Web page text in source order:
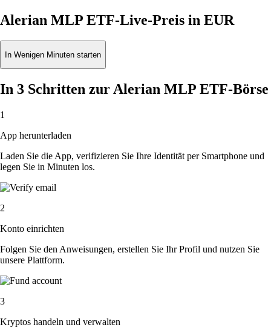
Alerian MLP ETF-Live-Preis in EUR
In Wenigen Minuten starten
In 3 Schritten zur Alerian MLP ETF-Börse
1
App herunterladen
Laden Sie die App, verifizieren Sie Ihre Identität per Smartphone und
legen Sie in Minuten los.
2
Konto einrichten
Folgen Sie den Anweisungen, erstellen Sie Ihr Profil und nutzen Sie
unsere Plattform.
3
Kryptos handeln und verwalten